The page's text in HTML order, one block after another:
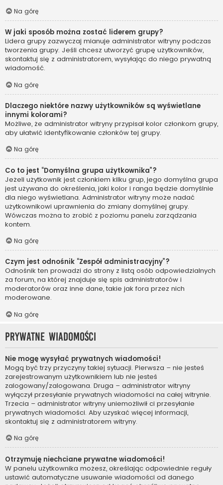
Na górę
W jaki sposób można zostać liderem grupy?
Lidera grupy zazwyczaj mianuje administrator witryny podczas
tworzenia grupy. Jeśli chcesz utworzyć grupę użytkowników,
skontaktuj się z administratorem, wysyłając do niego prywatną
wiadomość.
Na górę
Dlaczego niektóre nazwy użytkowników są wyświetlane
innymi kolorami?
Możliwe, że administrator witryny przypisał kolor członkom grupy,
aby ułatwić identyfikowanie członków tej grupy.
Na górę
Co to jest “Domyślna grupa użytkownika”?
Jeżeli użytkownik jest członkiem kilku grup, jego domyślna grupa
jest używana do określenia, jaki kolor i ranga będzie domyślnie
dla niego wyświetlana. Administrator witryny może nadać
użytkownikowi uprawnienia do zmiany domyślnej grupy.
Wówczas można to zrobić z poziomu panelu zarządzania
kontem.
Na górę
Czym jest odnośnik “Zespół administracyjny”?
Odnośnik ten prowadzi do strony z listą osób odpowiedzialnych
za forum, na której znajduje się spis administratorów i
moderatorów oraz inne dane, takie jak fora przez nich
moderowane.
Na górę
Prywatne wiadomości
Nie mogę wysyłać prywatnych wiadomości!
Mogą być trzy przyczyny takiej sytuacji. Pierwsza – nie jesteś
zarejestrowanym użytkownikiem lub nie jesteś
zalogowany/zalogowana. Druga – administrator witryny
wyłączył przesyłanie prywatnych wiadomości na całej witrynie.
Trzecia – administrator witryny uniemożliwił ci przesyłanie
prywatnych wiadomości. Aby uzyskać więcej informacji,
skontaktuj się z administratorem witryny.
Na górę
Otrzymuję niechciane prywatne wiadomości!
W panelu użytkownika możesz, określając odpowiednie reguły
ustawić automatyczne usuwanie wiadomości od danego